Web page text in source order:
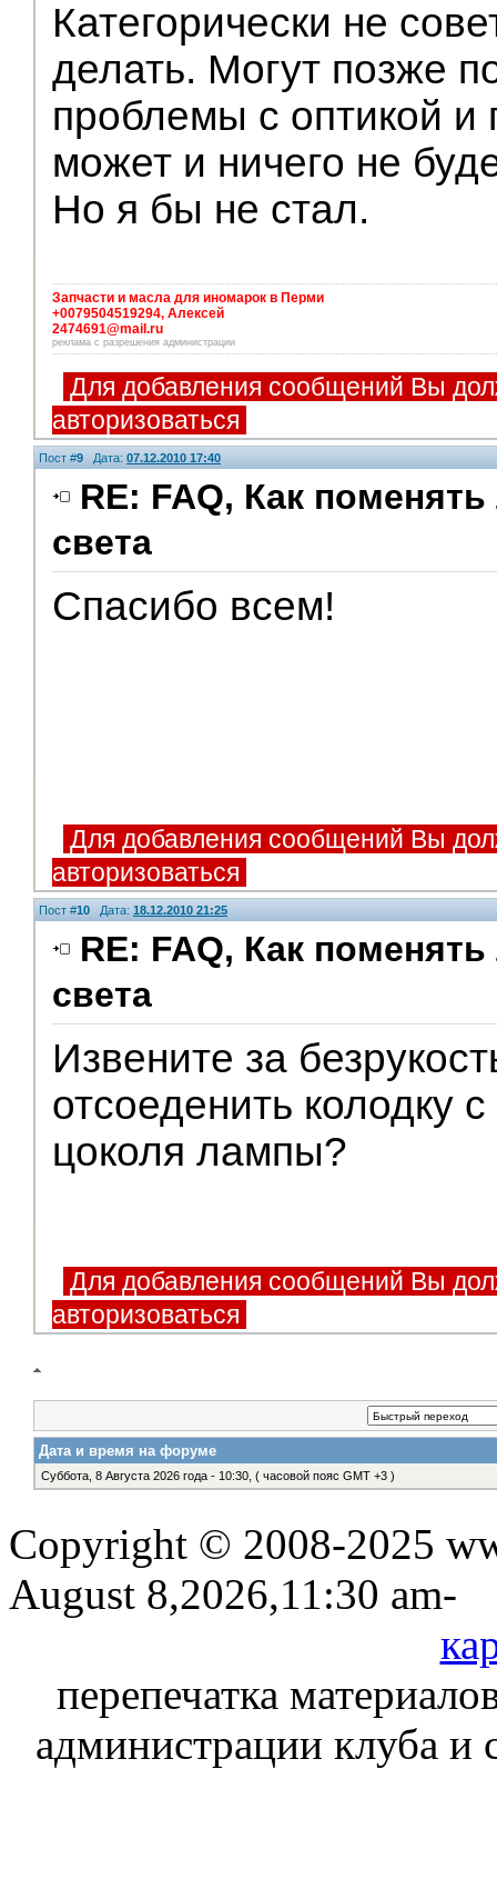
Категорически не
делать. Могут позже
проблемы с оптикой и
может и ничего не
Но я бы не стал.
Запчасти и масла для иномарок в Перми
+0079504519294, Алексей
2474691@mail.ru
реклама с разрешения администрации
Для добавления сообщений Вы
авторизоваться
Пост #9 Дата: 07.12.2010 17:40
RE: FAQ, Как
света
Спасибо всем!
Для добавления сообщений Вы
авторизоваться
Пост #10 Дата: 18.12.2010 21:25
RE: FAQ, Как
света
Извените за
отсоеденить колодку
цоколя лампы?
Для добавления сообщений Вы
авторизоваться
Дата и время на форуме
Суббота, 8 Августа 2026 года - 10:30, ( часовой пояс GMT +3 )
Copyright © 2008-2025
August 8,2026,11:30 am-
перепечатка
администрации клуба и